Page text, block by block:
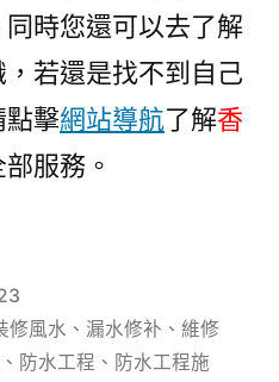
時您還可以去了解
，若還是找不到自己
點擊網站導航了解香
服務。
修風水 、 漏水修补 、 維修
、 防水工程 、 防水工程施